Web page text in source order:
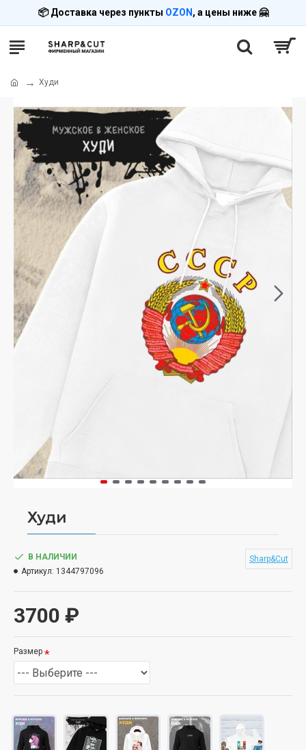
📦 Доставка через пункты OZON , а цены ниже 🤗
Худи
Худи
3700 ₽
В НАЛИЧИИ
Артикул: 1344797096
Sharp&Cut
Размер